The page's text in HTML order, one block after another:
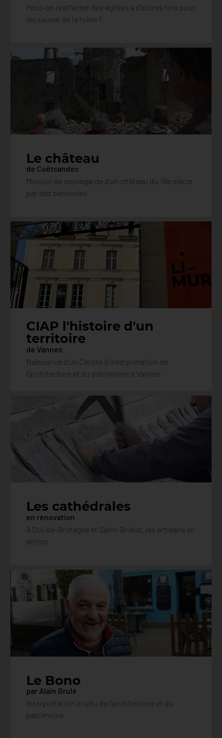
Peut-on réaffecter des églises à d’autres fins pour
les sauver de la ruine ?
Le château
de Coëtcandec
Mission de sauvegarde d'un château du 16e siècle
par des bénévoles
CIAP l'histoire d'un
territoire
de Vannes
Naissance d’un Centre d’interprétation de
l’architecture et du patrimoine à Vannes
Les cathédrales
en rénovation
À Dol-de-Bretagne et Saint-Brieuc, les artisans en
action
Le Bono
par Alain Brulé
Interprétation in situ de l'architecture et du
patrimoine